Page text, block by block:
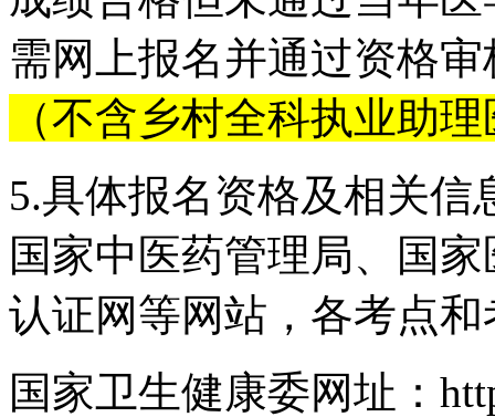
需网上报名并通过资格
（不含乡村全科执业助
5.具体报名资格及相关
国家中医药管理局、国
认证网等网站，各考点
国家卫生健康委网址：